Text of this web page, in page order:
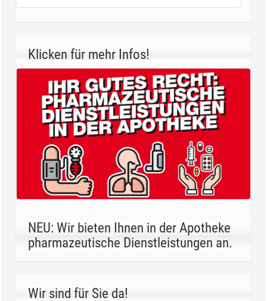
Klicken für mehr Infos!
NEU: Wir bieten Ihnen in der Apotheke
pharmazeutische Dienstleistungen an.
Wir sind für Sie da!